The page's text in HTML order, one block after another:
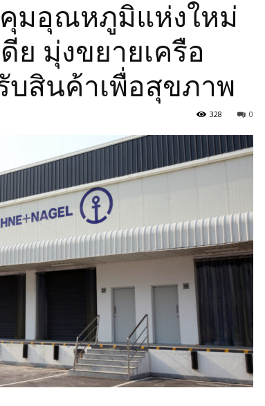
มอุณหภูมิแห่งใหม่
ย มุ่งขยายเครือ
บสินค้าเพื่อสุขภาพ
0
328